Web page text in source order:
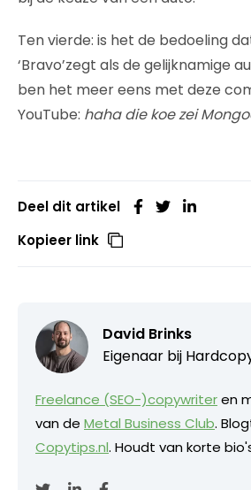
Ten vierde: is het de bedoeling
‘Bravo’zegt als de gelijknamige
ben het meer eens met deze
YouTube: haha die koe zei
Deel dit artikel
Kopieer link
David Brinks
Eigenaar bij
Freelance (SEO-)copywriteren
van de Metal Business Club.
Copytips.nl. Houdt van korte